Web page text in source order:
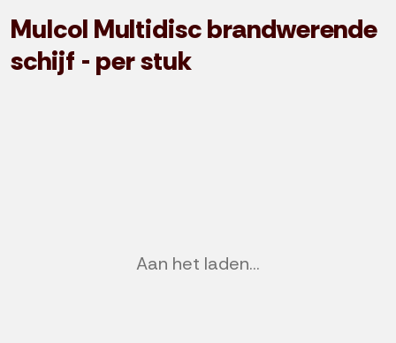
Mulcol Multidisc brandwerende
schijf - per stuk
Aan het laden...